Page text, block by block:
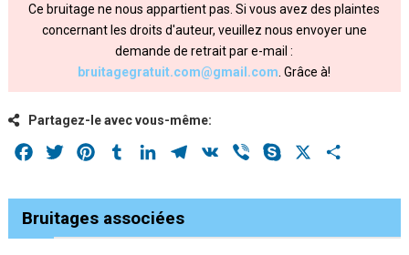
Ce bruitage ne nous appartient pas. Si vous avez des plaintes
concernant les droits d'auteur, veuillez nous envoyer une
demande de retrait par e-mail :
bruitagegratuit.com@gmail.com . Grâce à!
Partagez-le avec vous-même:
Facebook
Twitter PinterestTumblrLinkedInTelegram
VK Viber Skype
Bruitages associées